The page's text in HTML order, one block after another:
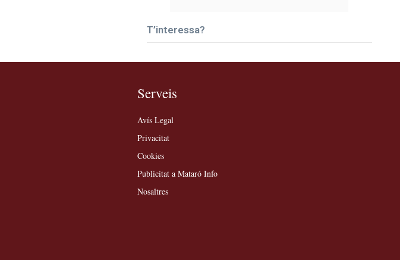
T’interessa?
Serveis
Avís Legal
Privacitat
Cookies
Publicitat a Mataró Info
Nosaltres